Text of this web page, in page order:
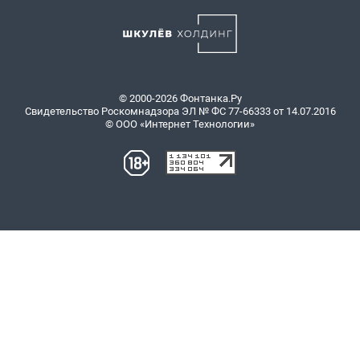
© 2000-2026 Фонтанка.Ру
Свидетельство Роскомнадзора ЭЛ № ФС 77-66333 от 14.07.2016
© ООО «Интернет Технологии»